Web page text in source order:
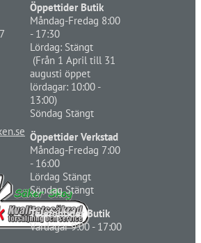
Öppettider Butik
Måndag-Fredag 8:00
- 17:30
Lördag: Stängt
(Från 1 April till 31
augusti öppet
lördagar: 10:00 -
13:00)
Söndag Stängt
Öppettider Verkstad
Måndag-Fredag 7:00
- 16:00
Lördag Stängt
Söndag Stängt
Telefontider Butik
Vardagar 9:00 - 17:00